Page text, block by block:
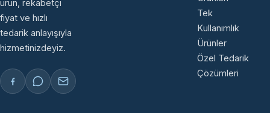
ürün, rekabetçi
fiyat ve hızlı
tedarik anlayışıyla
hizmetinizdeyiz.
Tek
Kullanımlık
Ürünler
Özel Tedarik
Çözümleri